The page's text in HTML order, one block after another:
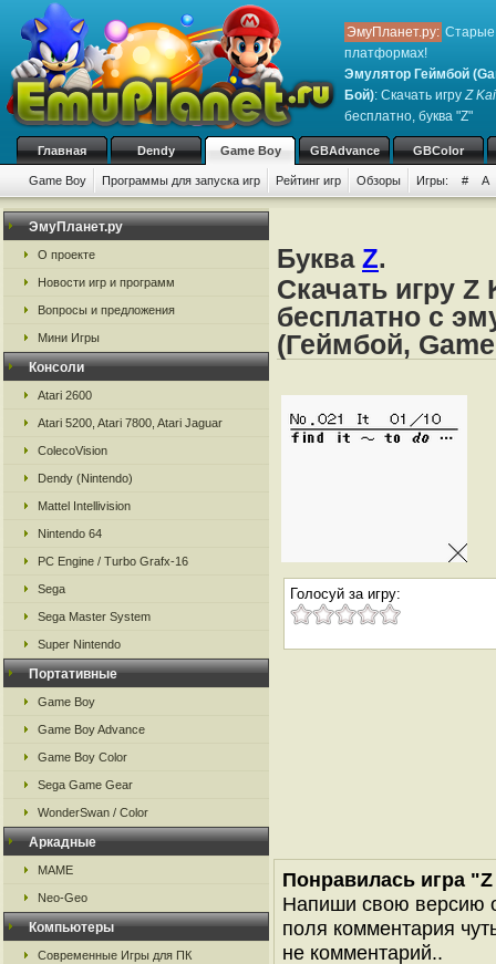
ЭмуПланет.ру: Старые
платформах!
Эмулятор Геймбой
Бой): Скачать игруZ
бесплатно, буква "Z"
Главная Dendy Game Boy GBAdvance GBColor
Game Boy Программы для запуска игр Рейтинг игр Обзоры Игры: # A
ЭмуПланет.ру
О проекте
Новости игр и программ
Вопросы и предложения
Мини Игры
Консоли
Atari 2600
Atari 5200, Atari 7800, Atari Jaguar
ColecoVision
Dendy (Nintendo)
Mattel Intellivision
Nintendo 64
PC Engine / Turbo Grafx-16
Sega
Sega Master System
Super Nintendo
Портативные
Game Boy
Game Boy Advance
Game Boy Color
Sega Game Gear
WonderSwan / Color
Аркадные
MAME
Neo-Geo
Компьютеры
Современные Игры для ПК
Буква Z.
Скачать игру
бесплатно с
(Геймбой,
Голосуй за игру:
Понравилась игра
Напиши свою версию
поля комментария
не комментарий..